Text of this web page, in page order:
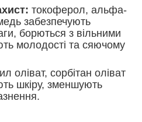
токоферол, альфа-
забезпечують
борються з вільними
молодості та сяючому
оліват, сорбітан оліват
шкіру, зменшують